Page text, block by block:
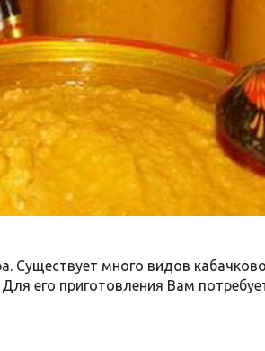
Существует много видов
его приготовления Вам